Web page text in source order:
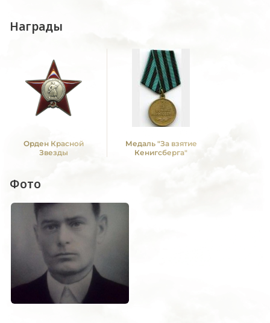
Награды
Орден Красной
Звезды
Медаль "За взятие
Кенигсберга"
Фото